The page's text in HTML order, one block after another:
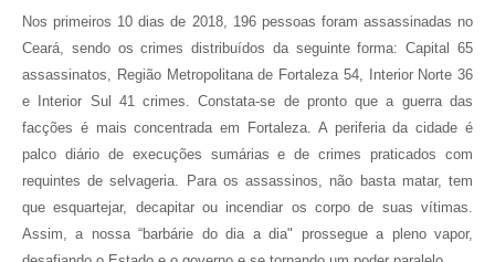
Nos primeiros 10 dias de 2018, 196 pessoas foram assassinadas no
Ceará, sendo os crimes distribuídos da seguinte forma: Capital 65
assassinatos, Região Metropolitana de Fortaleza 54, Interior Norte 36
e Interior Sul 41 crimes. Constata-se de pronto que a guerra das
facções é mais concentrada em Fortaleza. A periferia da cidade é
palco diário de execuções sumárias e de crimes praticados com
requintes de selvageria. Para os assassinos, não basta matar, tem
que esquartejar, decapitar ou incendiar os corpo de suas vítimas.
Assim, a nossa “barbárie do dia a dia" prossegue a pleno vapor,